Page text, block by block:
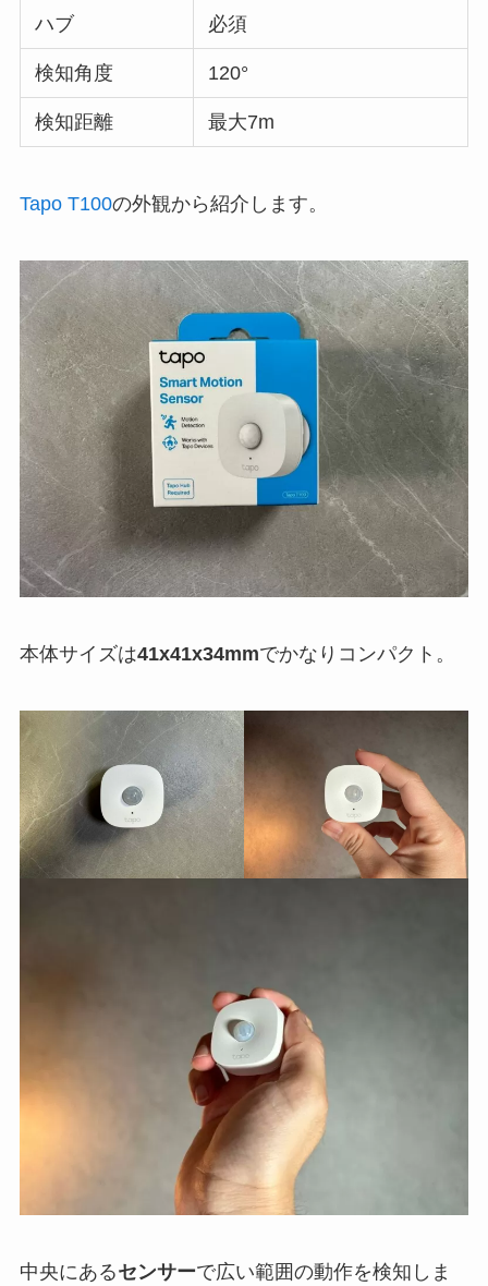
ハブ 必須
検知角度 120°
検知距離 最大7m
Tapo T100の外観から紹介します。
本体サイズは41x41x34mmでかなりコンパクト。
中央にあるセンサーで広い範囲の動作を検知しま